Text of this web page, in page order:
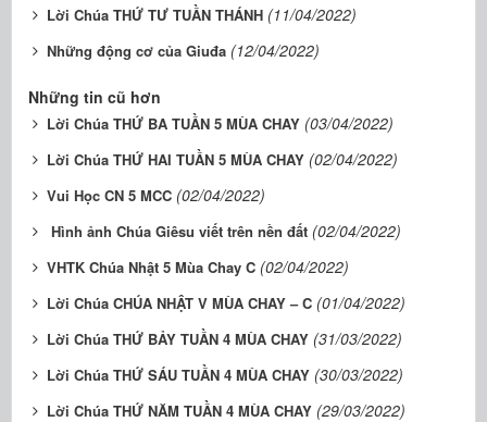
Lời Chúa THỨ TƯ TUẦN THÁNH (11/04/2022)
Những động cơ của Giuđa (12/04/2022)
Những tin cũ hơn
Lời Chúa THỨ BA TUẦN 5 MÙA CHAY (03/04/2022)
Lời Chúa THỨ HAI TUẦN 5 MÙA CHAY (02/04/2022)
Vui Học CN 5 MCC (02/04/2022)
Hình ảnh Chúa Giêsu viết trên nền đất (02/04/2022)
VHTK Chúa Nhật 5 Mùa Chay C (02/04/2022)
Lời Chúa CHÚA NHẬT V MÙA CHAY – C (01/04/2022)
Lời Chúa THỨ BẢY TUẦN 4 MÙA CHAY (31/03/2022)
Lời Chúa THỨ SÁU TUẦN 4 MÙA CHAY (30/03/2022)
Lời Chúa THỨ NĂM TUẦN 4 MÙA CHAY (29/03/2022)